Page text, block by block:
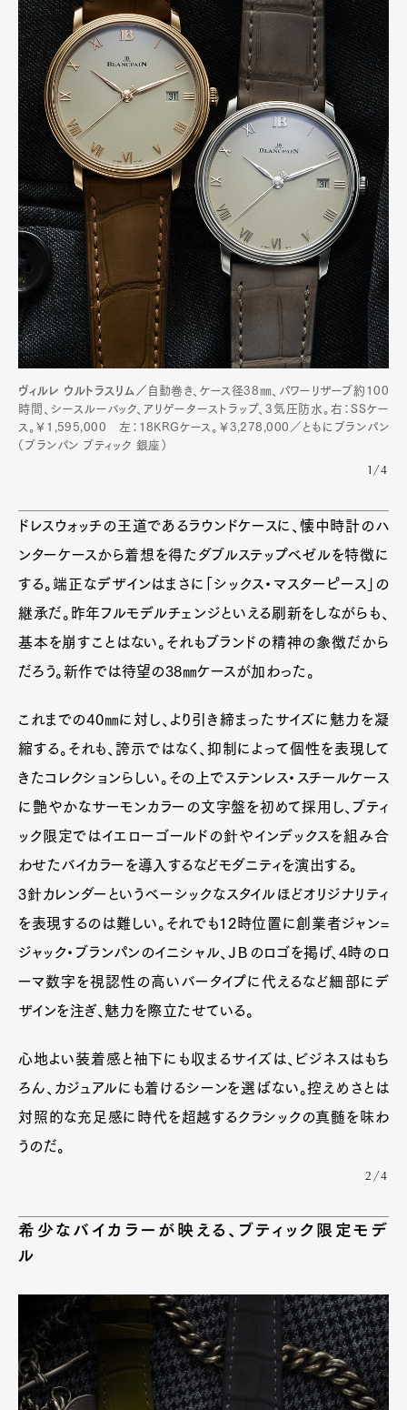
Art&Design WatchFashion
Gourmet
Cars
ProductCulture Lifestyle
Pen Membership
Magazine
Official Columnist
About
Contact
Pen Meet
Pen international
ヴィルレ ウルトラスリム／ 自動巻き、ケース径38㎜、パワーリザーブ約100
時間、シースルーバック、アリゲーターストラップ、3気圧防水。右：SSケー
ス。￥1,595,000 左：18KRGケース。￥3,278,000／ともにブランパン
（ブランパン ブティック 銀座）
1/4
ドレスウォッチの王道であるラウンドケースに、懐中時計のハ
ンターケースから着想を得たダブルステップベゼルを特徴に
する。端正なデザインはまさに「シックス・マスターピース」の
継承だ。昨年フルモデルチェンジといえる刷新をしながらも、
基本を崩すことはない。それもブランドの精神の象徴だから
だろう。新作では待望の38㎜ケースが加わった。
これまでの40㎜に対し、より引き締まったサイズに魅力を凝
縮する。それも、誇示ではなく、抑制によって個性を表現して
きたコレクションらしい。その上でステンレス・スチールケース
に艶やかなサーモンカラーの文字盤を初めて採用し、ブティ
ック限定ではイエローゴールドの針やインデックスを組み合
わせたバイカラーを導入するなどモダニティを演出する。
3針カレンダーというベーシックなスタイルほどオリジナリティ
を表現するのは難しい。それでも12時位置に創業者ジャン=
ジャック・ブランパンのイニシャル、ＪＢのロゴを掲げ、4時のロ
ーマ数字を視認性の高いバータイプに代えるなど細部にデ
ザインを注ぎ、魅力を際立たせている。
心地よい装着感と袖下にも収まるサイズは、ビジネスはもち
ろん、カジュアルにも着けるシーンを選ばない。控えめさとは
対照的な充足感に時代を超越するクラシックの真髄を味わ
うのだ。
2/4
希少なバイカラーが映える、ブティック限定モデ
ル